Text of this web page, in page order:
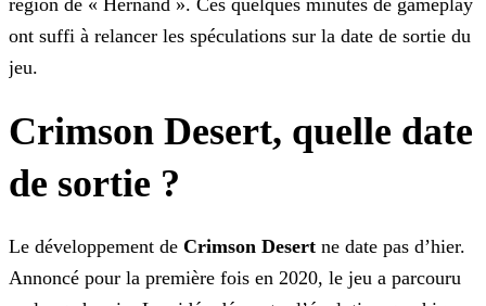
région de « Hernand ». Ces quelques minutes de gameplay
ont suffi à relancer les spéculations sur la date de sortie du
jeu.
Crimson Desert, quelle date
de sortie ?
Le développement de Crimson Desert ne date pas d’hier.
Annoncé pour la première fois en 2020, le jeu a parcouru